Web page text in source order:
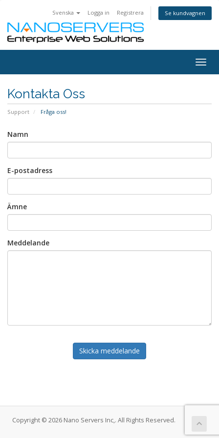
Svenska Logga in Registrera Se kundvagnen
Kontakta Oss
Support Fråga oss!
Namn
E-postadress
Ämne
Meddelande
Skicka meddelande
Copyright © 2026 Nano Servers Inc,. All Rights Reserved.